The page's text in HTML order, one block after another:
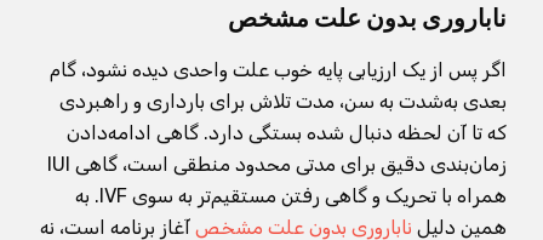
ناباروری بدون علت مشخص
اگر پس از یک ارزیابی پایه خوب علت واحدی دیده نشود، گام
بعدی به‌شدت به سن، مدت تلاش برای بارداری و راهبردی
که تا آن لحظه دنبال شده بستگی دارد. گاهی ادامه‌دادن
زمان‌بندی دقیق برای مدتی محدود منطقی است، گاهی IUI
همراه با تحریک و گاهی رفتن مستقیم‌تر به سوی IVF. به
همین دلیل ناباروری بدون علت مشخص آغاز برنامه است، نه